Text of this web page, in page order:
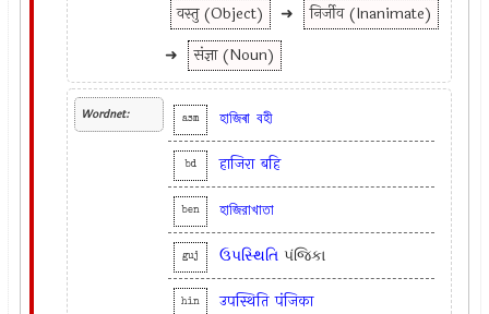
वस्तु (Object)
➜
निर्जीव (Inanimate)
➜
संज्ञा (Noun)
Wordnet: asm হাজিৰা বহী
bd हाजिरा बहि
ben হাজিরাখাতা
guj ઉપસ્થિતિ પંજિકા
hin उपस्थिति पंजिका